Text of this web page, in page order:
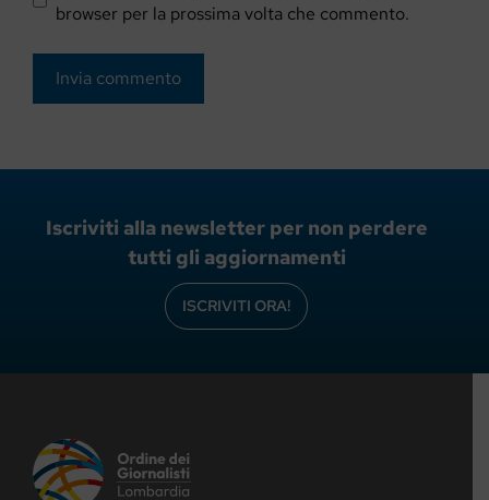
browser per la prossima volta che commento.
Iscriviti alla newsletter per non perdere
tutti gli aggiornamenti
ISCRIVITI ORA!